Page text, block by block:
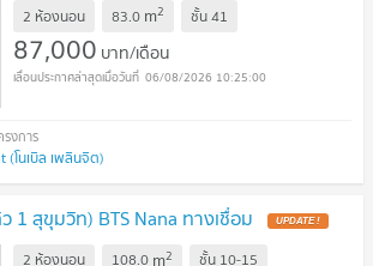
2 ห้องนอน 83.0 m2 ชั้น41
87,000 บาท/เดือน
06/08/2026 10:25:00
(โนเบิล เพลินจิต)
1 สุขุมวิท) BTS Nana ทางเชื่อม
2 ห้องนอน 108.0 m2 ชั้น 10-15